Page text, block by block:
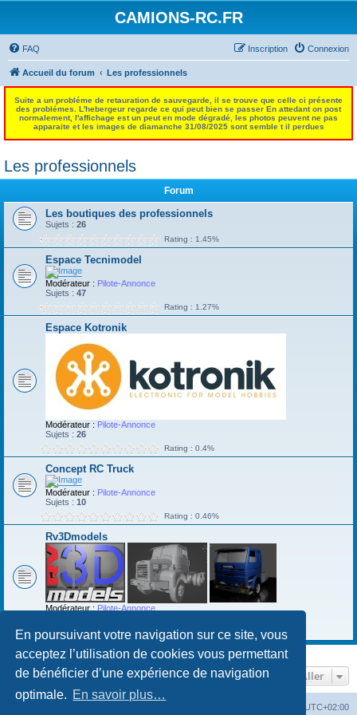
En poursuivant votre navigation sur ce site, vous
acceptez l’utilisation de cookies vous permettant
de bénéficier d’une expérience de navigation
optimale. En savoir plus…
CAMIONS-RC.FR
FAQ Connexion
Inscription
Accueil du forum Les professionnels
Suite a un probléme de retauration de sauvegarde, il se trouve que celle ci présente
des problémes. L'hebergeur regarde ce qui peut bien se passer En attedant on post
normalement, l'affichage est un peut en mode dégradé, les photos peuvent ne pas
apparaite et les images de diamanche 31/08/2025 sont semble t il perdues
Les professionnels
Forum
Les boutiques des professionnels
Sujets : 26
Rating : 1.45%
Espace Tecnimodel
Modérateur : Pilote-Annonce
Sujets : 47
Rating : 1.27%
Espace Kotronik
Modérateur : Pilote-Annonce
Sujets : 26
Rating : 0.4%
Concept RC Truck
Modérateur : Pilote-Annonce
Sujets : 10
Rating : 0.46%
Rv3Dmodels
Modérateur : Pilote-Annonce
Rating : 0.12%
Aller
UTC+02:00